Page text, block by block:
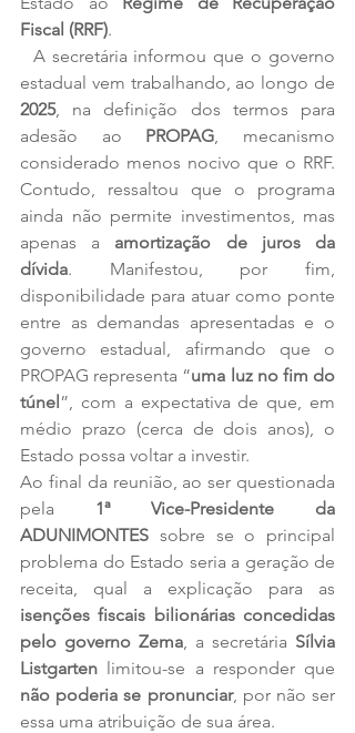
Fiscal (RRF).
2025, na definição dos termos para
adesão ao PROPAG, mecanismo
considerado menos nocivo que o RRF.
Contudo, ressaltou que o programa
ainda não permite investimentos, mas
apenas a amortização de juros da
dívida. Manifestou, por fim,
disponibilidade para atuar como ponte
entre as demandas apresentadas e o
governo estadual, afirmando que o
PROPAG representa “uma luz no fim do
túnel”, com a expectativa de que, em
médio prazo (cerca de dois anos), o
Estado possa voltar a investir.
Ao final da reunião, ao ser questionada
pela 1ª Vice-Presidente da
ADUNIMONTES sobre se o principal
problema do Estado seria a geração de
isenções fiscais bilionárias concedidas
pelo governo Zema, a secretária Sílvia
Listgarten
não poderia se pronunciar, por não ser
essa uma atribuição de sua área.